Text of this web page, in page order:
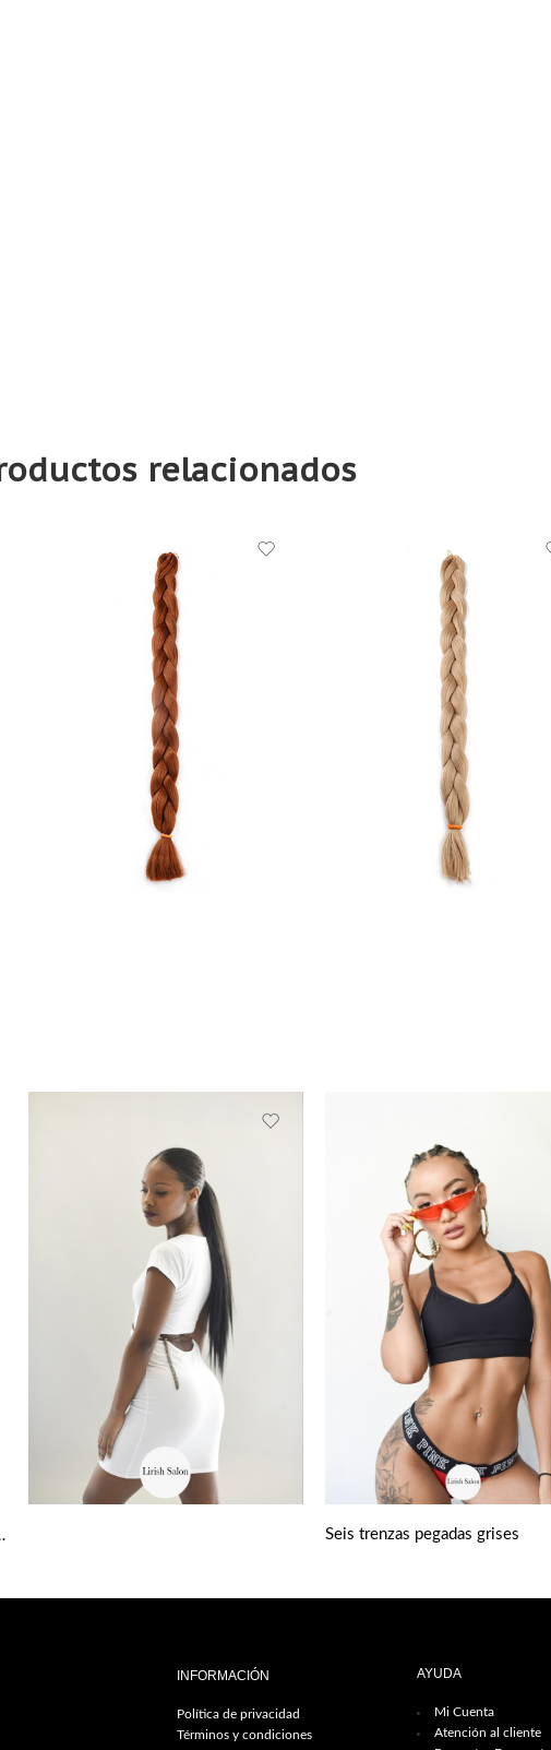
relacionados
Hair Styling 150 Ml Seis trenzas pegadas grises
INFORMACIÓN
Política de privacidad
Términos y condiciones
AYUDA
Mi Cuenta
Atención al cliente